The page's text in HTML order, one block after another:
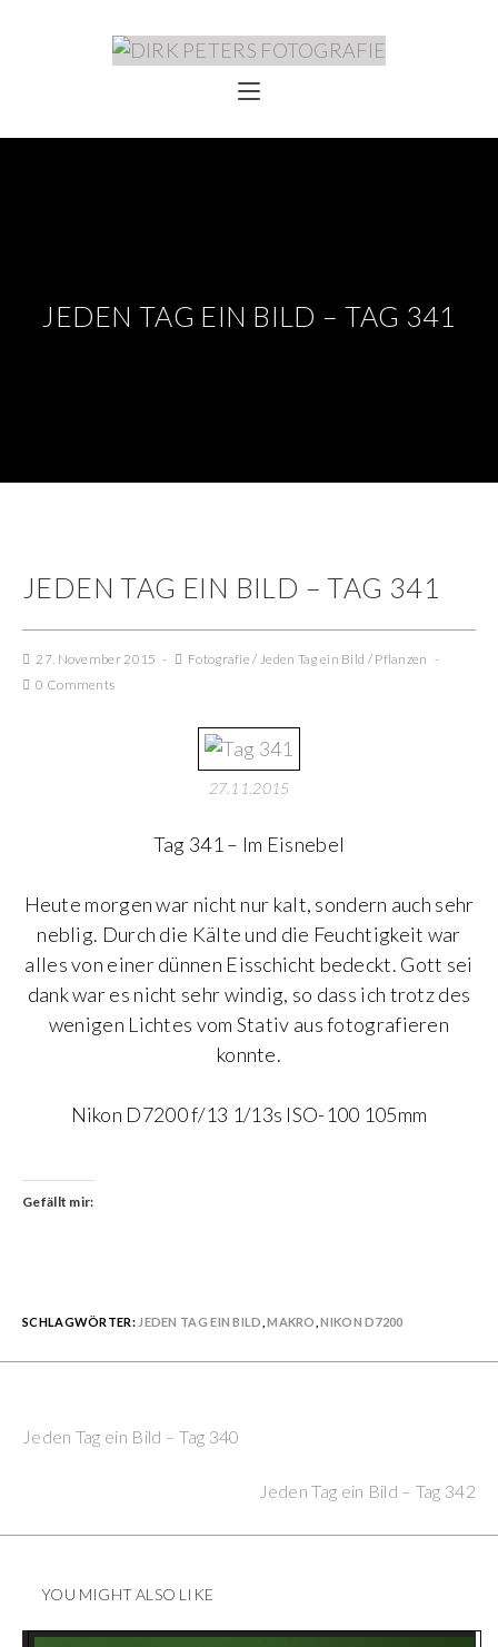
JEDEN TAG EIN BILD – TAG 341
JEDEN TAG EIN BILD – TAG 341
27. November 2015 Fotografie / Jeden Tag ein Bild / Pflanzen
0 Comments
27.11.2015
Tag 341 – Im Eisnebel
Heute morgen war nicht nur kalt, sondern auch sehr
neblig. Durch die Kälte und die Feuchtigkeit war
alles von einer dünnen Eisschicht bedeckt. Gott sei
dank war es nicht sehr windig, so dass ich trotz des
wenigen Lichtes vom Stativ aus fotografieren
konnte.
Nikon D7200 f/13 1/13s ISO-100 105mm
Gefällt mir:
SCHLAGWÖRTER: JEDEN TAG EIN BILD ,MAKRO ,NIKON D7200
Reading
Jeden Tag ein Bild – Tag 340
Jeden Tag ein Bild – Tag 342
YOU MIGHT ALSO LIKE